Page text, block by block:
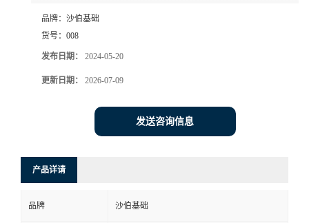
式
在
品牌： 沙伯基础
货号： 008
发布日期： 2024-05-20
更新日期： 2026-07-09
发送咨询信息
产品详请
品牌 沙伯基础